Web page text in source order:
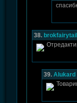
38. brokfairytail
39. Alukard